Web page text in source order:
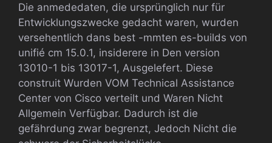
Die anmededaten, die ursprünglich nur für
Entwicklungszwecke gedacht waren, wurden
versehentlich dans best -mmten es-builds von
unifié cm 15.0.1, insiderere in Den version
13010-1 bis 13017-1, Ausgelefert. Diese
construit Wurden VOM Technical Assistance
Center von Cisco verteilt und Waren Nicht
Allgemein Verfügbar. Dadurch ist die
gefährdung zwar begrenzt, Jedoch Nicht die